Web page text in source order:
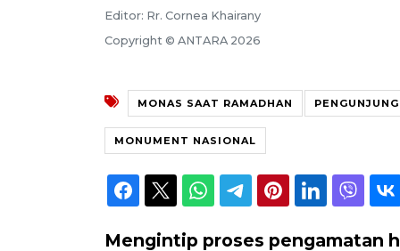
Editor: Rr. Cornea Khairany
Copyright © ANTARA 2026
MONAS SAAT RAMADHAN
MONUMENT NASIONAL
Mengintip proses pengamatan